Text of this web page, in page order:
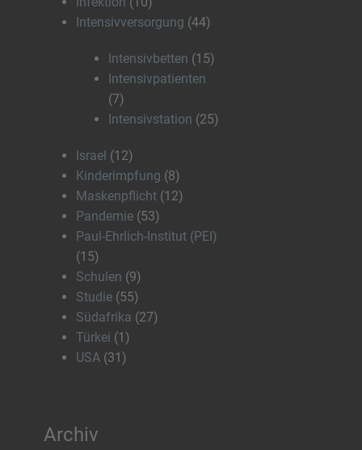
Intensivversorgung (44)
Intensivbetten (15)
Intensivpatienten
(7)
Intensivstation (25)
Israel (12)
Kinderimpfung (8)
Maskenpflicht (12)
Pandemie (53)
Paul-Ehrlich-Institut (PEI)
(15)
Schulen (9)
Studie (55)
Südafrika (27)
Türkei (1)
USA (31)
Archiv